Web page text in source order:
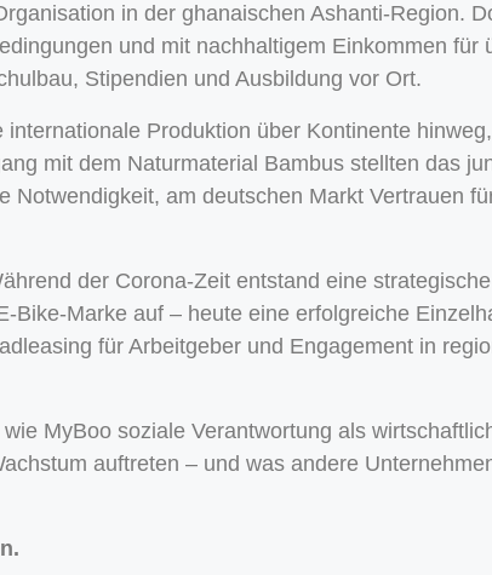
in der ghanaischen Ashanti-Region.
und mit nachhaltigem Einkommen für
Stipendien und Ausbildung vor Ort.
Produktion über Kontinente
mit dem Naturmaterial Bambus stellten das
Notwendigkeit, am deutschen Markt Vertrauen
der Corona-Zeit entstand eine
Bike-Marke auf – heute eine erfolgreiche
für Arbeitgeber und Engagement in
MyBoo soziale Verantwortung als
auftreten – und was andere